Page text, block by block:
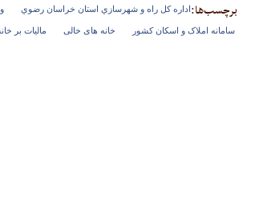
برچسب‌ها:اداره كل راه و شهرسازي استان خراسان رضوي
سامانه املاک و اسکان کشور خانه های خالی مالیات بر